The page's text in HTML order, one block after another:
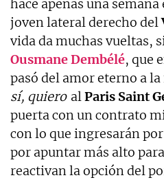
hace apenas una semana
joven lateral derecho del
vida da muchas vueltas,
OusmaneDembélé, que
pasó del amor eterno a
sí, quiero alParis Saint
puerta con un contrato
con lo que ingresarán
por apuntar más alto
reactivan la opción del